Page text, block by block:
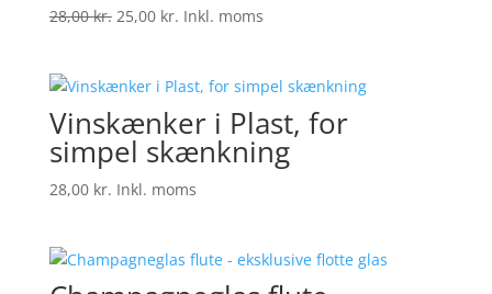
høj
28,00kr. Den
var:
28,00 kr..
25,00 kr.Den
er:
25,00 kr..
Inkl. moms
Vinskænker i Plast, for
simpel skænkning
28,00 kr. Inkl. moms